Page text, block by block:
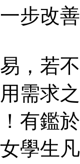
步改
，若
需求
有鑑
學生